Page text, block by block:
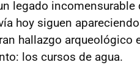
legado incomensurable
hoy siguen
hallazgo arqueológico
los cursos de agua.